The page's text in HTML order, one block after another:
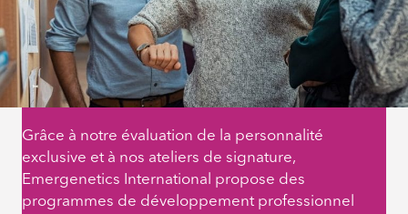
Grâce à notre évaluation de la personnalité
exclusive et à nos ateliers de signature,
Emergenetics International propose des
programmes de développement professionnel